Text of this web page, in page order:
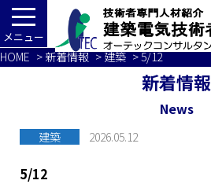
メニュー
HOME > 新着情報 >建築 > 5/12
新着情報
News
建築 2026.05.12
5/12